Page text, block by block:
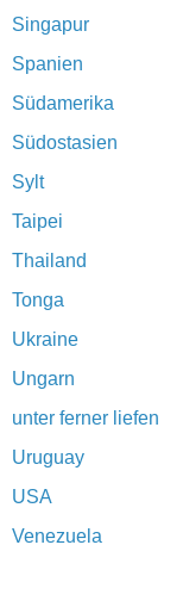
Singapur
Spanien
Südamerika
Südostasien
Sylt
Taipei
Thailand
Tonga
Ukraine
Ungarn
unter ferner liefen
Uruguay
USA
Venezuela